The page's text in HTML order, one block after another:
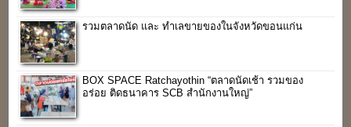
รวมตลาดนัด และ ทำเลขายของในจังหวัดขอนแก่น
BOX SPACE Ratchayothin “ตลาดนัดเช้า รวมของ
อร่อย ติดธนาคาร SCB สำนักงานใหญ่”